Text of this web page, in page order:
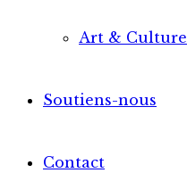
Art & Culture
Soutiens-nous
Contact